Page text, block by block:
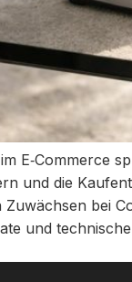
E‑Commerce
und die
bei
und